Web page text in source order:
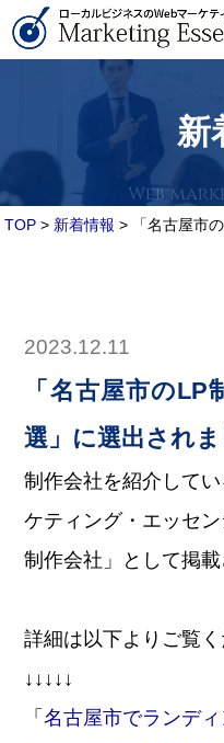
新
TOP > 新着情報 >
「名古屋市
2023.12.11
「名古屋市の
選」に選出され
制作会社を紹介して
ケティング・エッセ
制作会社」として掲載
詳細は以下よりご覧
↓↓↓↓↓
「名古屋市でランデ